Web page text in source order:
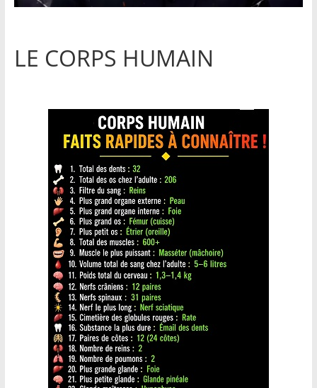
LE CORPS HUMAIN